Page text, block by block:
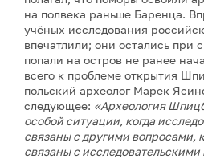
на полвека раньше Баренца.
учёных исследования
впечатлили; они остались при
попали на остров не ранее
всего к проблеме открытия
польский археолог Марек
следующее: «Археология
особой ситуации, когда
связаны с другими вопросами,
связаны с